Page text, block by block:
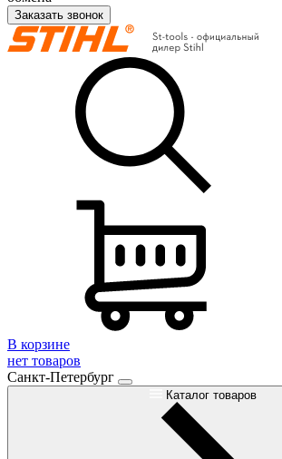
Заказать звонок
В корзине
нет товаров
Санкт-Петербург
Каталог товаров